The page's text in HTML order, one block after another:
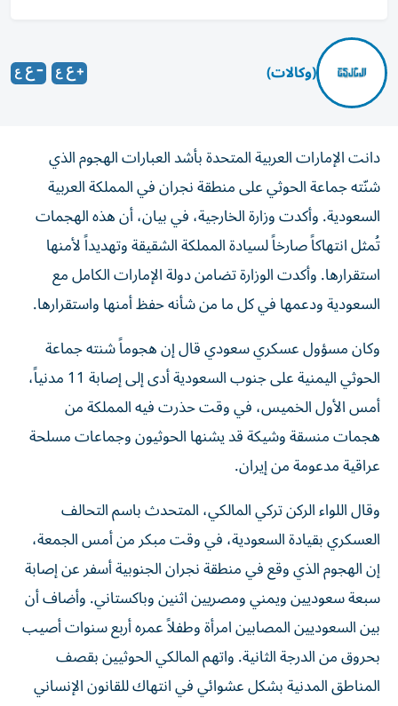
(وكالات)
دانت الإمارات العربية المتحدة بأشد العبارات الهجوم الذي
شنّته جماعة الحوثي على منطقة نجران في المملكة العربية
السعودية. وأكدت وزارة الخارجية، في بيان، أن هذه الهجمات
تُمثل انتهاكاً صارخاً لسيادة المملكة الشقيقة وتهديداً لأمنها
استقرارها. وأكدت الوزارة تضامن دولة الإمارات الكامل مع
السعودية ودعمها في كل ما من شأنه حفظ أمنها واستقرارها.
وكان مسؤول عسكري سعودي قال إن هجوماً شنته جماعة
الحوثي اليمنية على جنوب السعودية أدى إلى إصابة 11 مدنياً، ​
أمس الأول الخميس، في وقت حذرت فيه المملكة من
هجمات منسقة وشيكة قد يشنها الحوثيون وجماعات مسلحة
عراقية ‌مدعومة من إيران.
وقال اللواء الركن ‌تركي المالكي، المتحدث باسم التحالف
العسكري بقيادة السعودية، في وقت مبكر من أمس الجمعة،
إن الهجوم الذي وقع في منطقة نجران الجنوبية أسفر عن إصابة
سبعة سعوديين ويمني ومصريين اثنين وباكستاني. وأضاف أن
بين السعوديين المصابين امرأة وطفلاً عمره أربع سنوات أصيب
بحروق من الدرجة الثانية. واتهم المالكي الحوثيين بقصف
المناطق المدنية بشكل عشوائي في انتهاك للقانون الإنساني